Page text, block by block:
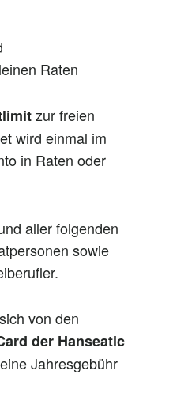
Raten
zur freien
wird einmal im
in Raten oder
aller folgenden
sowie
von den
der Hanseatic
Jahresgebühr